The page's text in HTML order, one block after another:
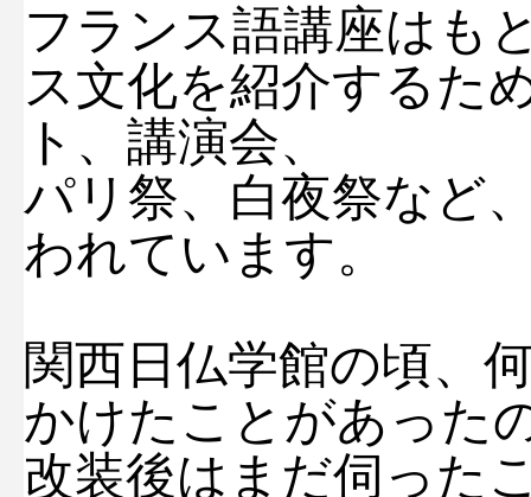
フランス語講座はも
ス文化を紹介するた
ト、講演会、
パリ祭、白夜祭など
われています。
関西日仏学館の頃、
かけたことがあった
改装後はまだ伺った